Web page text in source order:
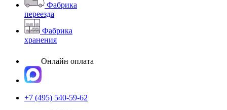
Фабрика
переезда
Фабрика
хранения
Онлайн оплата
+7 (495) 540-59-62